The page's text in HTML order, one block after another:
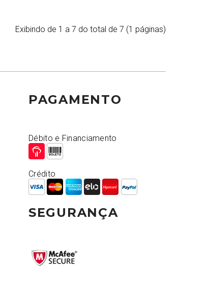
Exibindo de 1 a 7 do total de 7 (1 páginas)
PAGAMENTO
Débito e Financiamento
Crédito
SEGURANÇA